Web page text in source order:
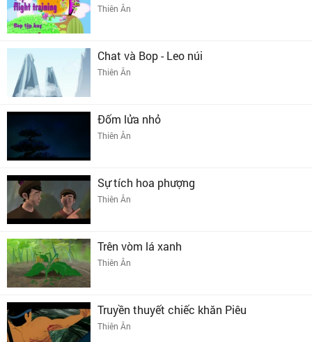
Thiên Ân
Chat và Bop - Leo núi
Thiên Ân
Đốm lửa nhỏ
Thiên Ân
Sự tích hoa phượng
Thiên Ân
Trên vòm lá xanh
Thiên Ân
Truyền thuyết chiếc khăn Piêu
Thiên Ân